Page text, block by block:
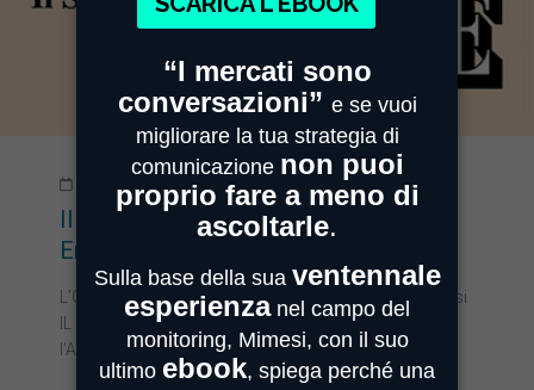
Il padiglione più bello? Quello degli
Emirati arabi
L’Osservatorio sull’Esposizione. A cura di Doxa­Mimesi
IL MONUMENTO­ SIMBOLO Piace al pubblico anche
l’Albero della vita, che…